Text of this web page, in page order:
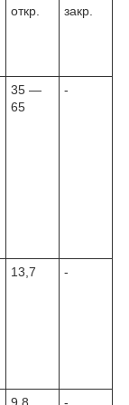
откр. закр.
35 —
65
-
13,7 -
9,8 -